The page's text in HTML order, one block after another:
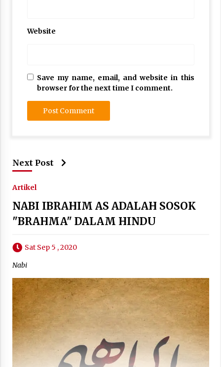
Website
Save my name, email, and website in this
browser for the next time I comment.
Next Post
Artikel
NABI IBRAHIM AS ADALAH SOSOK
"BRAHMA" DALAM HINDU
Sat Sep 5 , 2020
Nabi